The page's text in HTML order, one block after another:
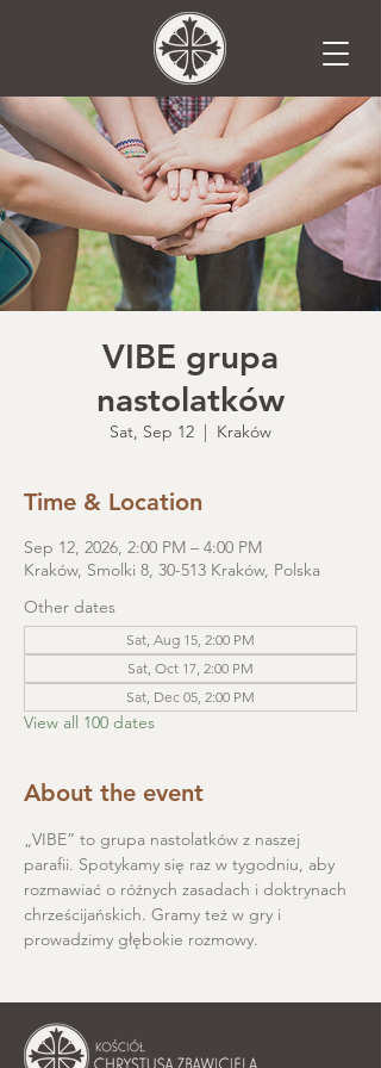
VIBE grupa
nastolatków
Sat, Sep 12
  |
Kraków
Time & Location
Sep 12, 2026, 2:00 PM – 4:00 PM
Kraków, Smolki 8, 30-513 Kraków, Polska
Other dates
Sat, Aug 15, 2:00 PM
Sat, Oct 17, 2:00 PM
Sat, Dec 05, 2:00 PM
View all 100 dates
About the event
„VIBE” to grupa nastolatków z naszej
parafii. Spotykamy się raz w tygodniu, aby
rozmawiać o różnych zasadach i doktrynach
chrześcijańskich. Gramy też w gry i
prowadzimy głębokie rozmowy.